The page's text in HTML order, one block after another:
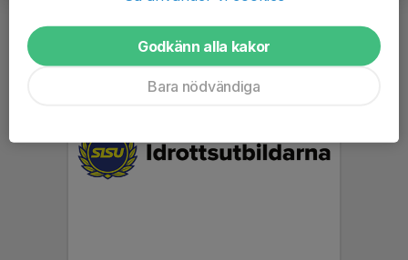
Godkänn alla kakor
Bara nödvändiga